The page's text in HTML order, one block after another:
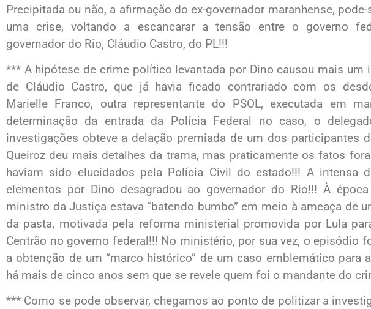
Precipitada ou não, a afirmação do ex-governador maranhense,
uma crise, voltando a escancarar a tensão entre o governo
governador do Rio, Cláudio Castro, do PL!!!
*** A hipótese de crime político levantada por Dino causou mais um
de Cláudio Castro, que já havia ficado contrariado com os
Marielle Franco, outra representante do PSOL, executada em
determinação da entrada da Polícia Federal no caso, o
investigações obteve a delação premiada de um dos participantes
Queiroz deu mais detalhes da trama, mas praticamente os fatos
haviam sido elucidados pela Polícia Civil do estado!!! A intensa
elementos por Dino desagradou ao governador do Rio!!! À
ministro da Justiça estava “batendo bumbo” em meio à ameaça de
da pasta, motivada pela reforma ministerial promovida por Lula
Centrão no governo federal!!! No ministério, por sua vez, o episódio
a obtenção de um “marco histórico” de um caso emblemático para
há mais de cinco anos sem que se revele quem foi o mandante do
*** Como se pode observar, chegamos ao ponto de politizar a